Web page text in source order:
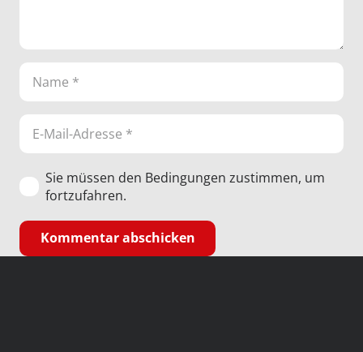
Sie müssen den Bedingungen zustimmen, um
fortzufahren.
Kommentar abschicken